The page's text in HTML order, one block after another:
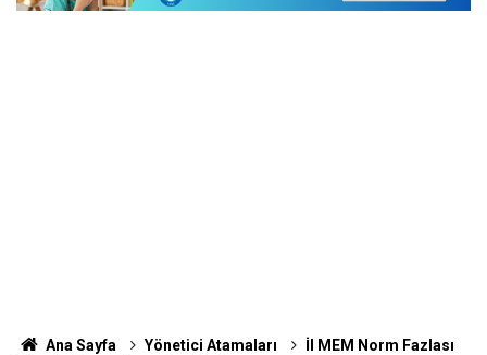
Ana Sayfa Yönetici Atamaları
İl MEM Norm Fazlası